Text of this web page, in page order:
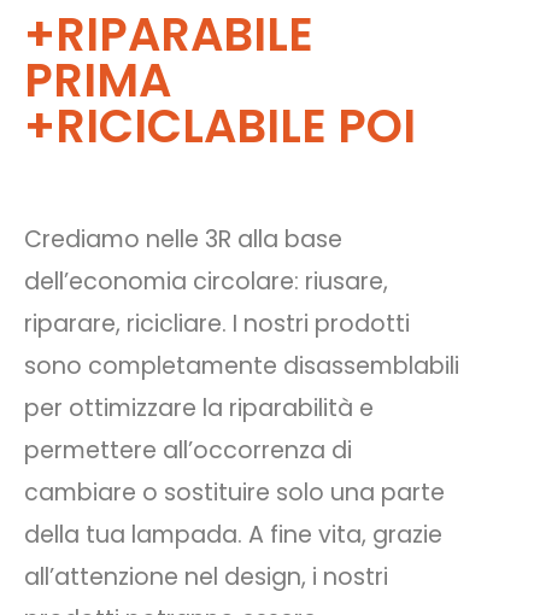
Crediamo nelle 3R alla base
dell’economia circolare: riusare,
riparare, ricicliare. I nostri prodotti
sono completamente disassemblabili
per ottimizzare la riparabilità e
permettere all’occorrenza di
cambiare o sostituire solo una parte
della tua lampada. A fine vita, grazie
all’attenzione nel design, i nostri
+RIPARABILE
PRIMA
+RICICLABILE POI